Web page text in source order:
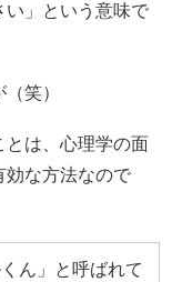
い」という意味で
笑）
とは、心理学の面
効な方法なので
ん」と呼ばれて